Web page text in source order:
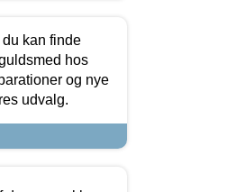
kan finde
hos
og nye
udvalg.